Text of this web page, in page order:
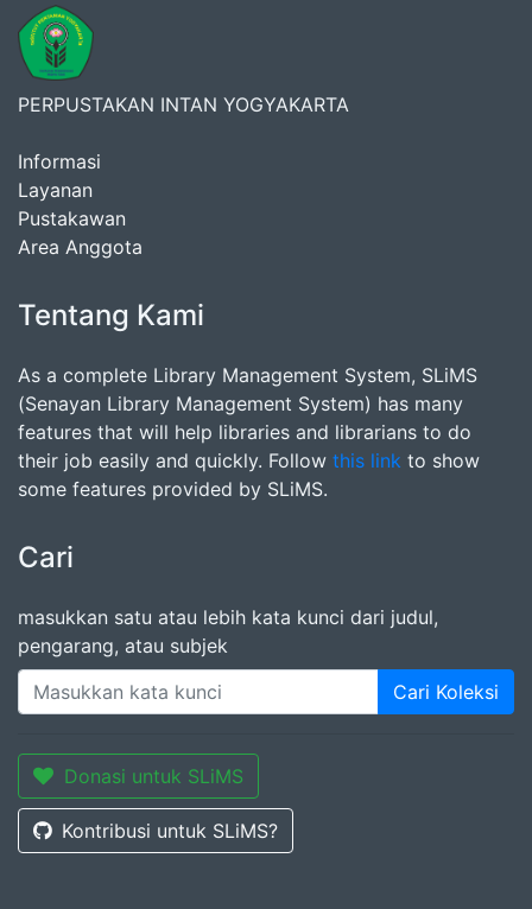
PERPUSTAKAN INTAN YOGYAKARTA
Informasi
Layanan
Pustakawan
Area Anggota
Tentang Kami
As a complete Library Management System, SLiMS
(Senayan Library Management System) has many
features that will help libraries and librarians to do
their job easily and quickly. Follow this link to show
some features provided by SLiMS.
Cari
masukkan satu atau lebih kata kunci dari judul,
pengarang, atau subjek
Cari Koleksi
Donasi untuk SLiMS
Kontribusi untuk SLiMS?